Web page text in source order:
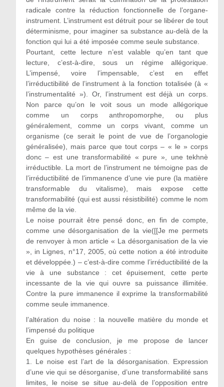
radicale contre la réduction fonctionnelle de l’organe-
instrument. L’instrument est détruit pour se libérer de tout
déterminisme, pour imaginer sa substance au-delà de la
fonction qui lui a été imposée comme seule substance.
Pourtant, cette lecture n’est valable qu’en tant que
lecture, c’est-à-dire, sous un régime allégorique.
L’impensé, voire l’impensable, c’est en effet
l’irréductibilité de l’instrument à la fonction totalisée (à «
l’instrumentalité »). Or, l’instrument est déjà un corps.
Non parce qu’on le voit sous un mode allégorique
comme un corps anthropomorphe, ou plus
généralement, comme un corps vivant, comme un
organisme (ce serait le point de vue de l’organologie
généralisée), mais parce que tout corps – « le » corps
donc – est une transformabilité « pure », une tekhnè
irréductible. La mort de l’instrument ne témoigne pas de
l’irréductibilité de l’immanence d’une vie pure (la matière
transformable du vitalisme), mais expose cette
transformabilité (qui est aussi résistibilité) comme le nom
même de la vie.
Le noise pourrait être pensé donc, en fin de compte,
comme une désorganisation de la vie([[Je me permets
de renvoyer à mon article « La désorganisation de la vie
», in Lignes, n°17, 2005, où cette notion a été introduite
et développée.) – c’est-à-dire comme l’irréductibilité de la
vie à une substance : cet épuisement, cette perte
incessante de la vie qui ouvre sa puissance illimitée.
Contre la pure immanence il exprime la transformabilité
comme seule immanence.
l’altération du noise : la nouvelle matière du monde et
l’impensé du politique
En guise de conclusion, je me propose de lancer
quelques hypothèses générales :
1. Le noise est l’art de la désorganisation. Expression
d’une vie qui se désorganise, d’une transformabilité sans
limites, le noise se situe au-delà de l’opposition entre